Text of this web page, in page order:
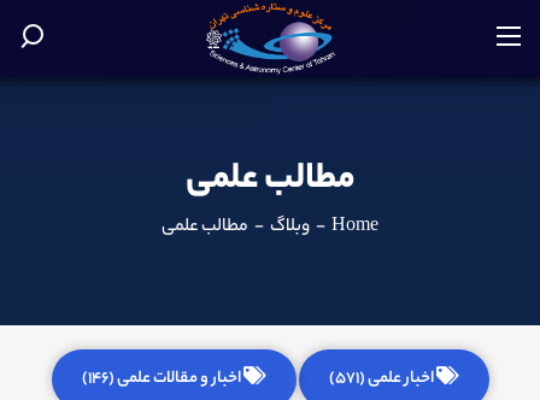
مطالب علمی
Home
- وبلاگ - مطالب علمی
اخبار علمی (571) اخبار و مقالات علمی (146)